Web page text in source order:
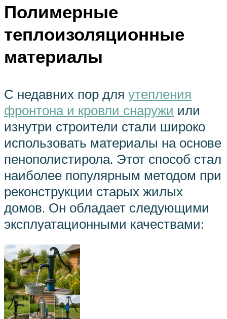
Полимерные
теплоизоляционные
материалы
С недавних пор для утепления
фронтона и кровли снаружи или
изнутри строители стали широко
использовать материалы на основе
пенополистирола. Этот способ стал
наиболее популярным методом при
реконструкции старых жилых
домов. Он обладает следующими
эксплуатационными качествами: